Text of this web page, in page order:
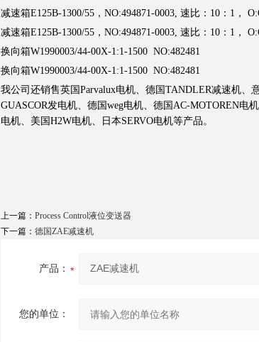
减速箱E125B-1300/55，NO:494871-0003, 速比：10：1，
减速箱E125B-1300/55，NO:494871-0003, 速比：10：1，
换向箱W1990003/44-00X-1:1-1500 NO:482481
换向箱W1990003/44-00X-1:1-1500 NO:482481
我公司还销售英国Parvalux电机、德国TANDLER减速机、
GUASCOR发电机、德国weg电机、德国AC-MOTOREN电
电机、美国H2W电机、日本SERVO电机等产品。
上一篇： Process Control液位变送器
下一篇： 德国ZAE减速机
产品：
您的单位：